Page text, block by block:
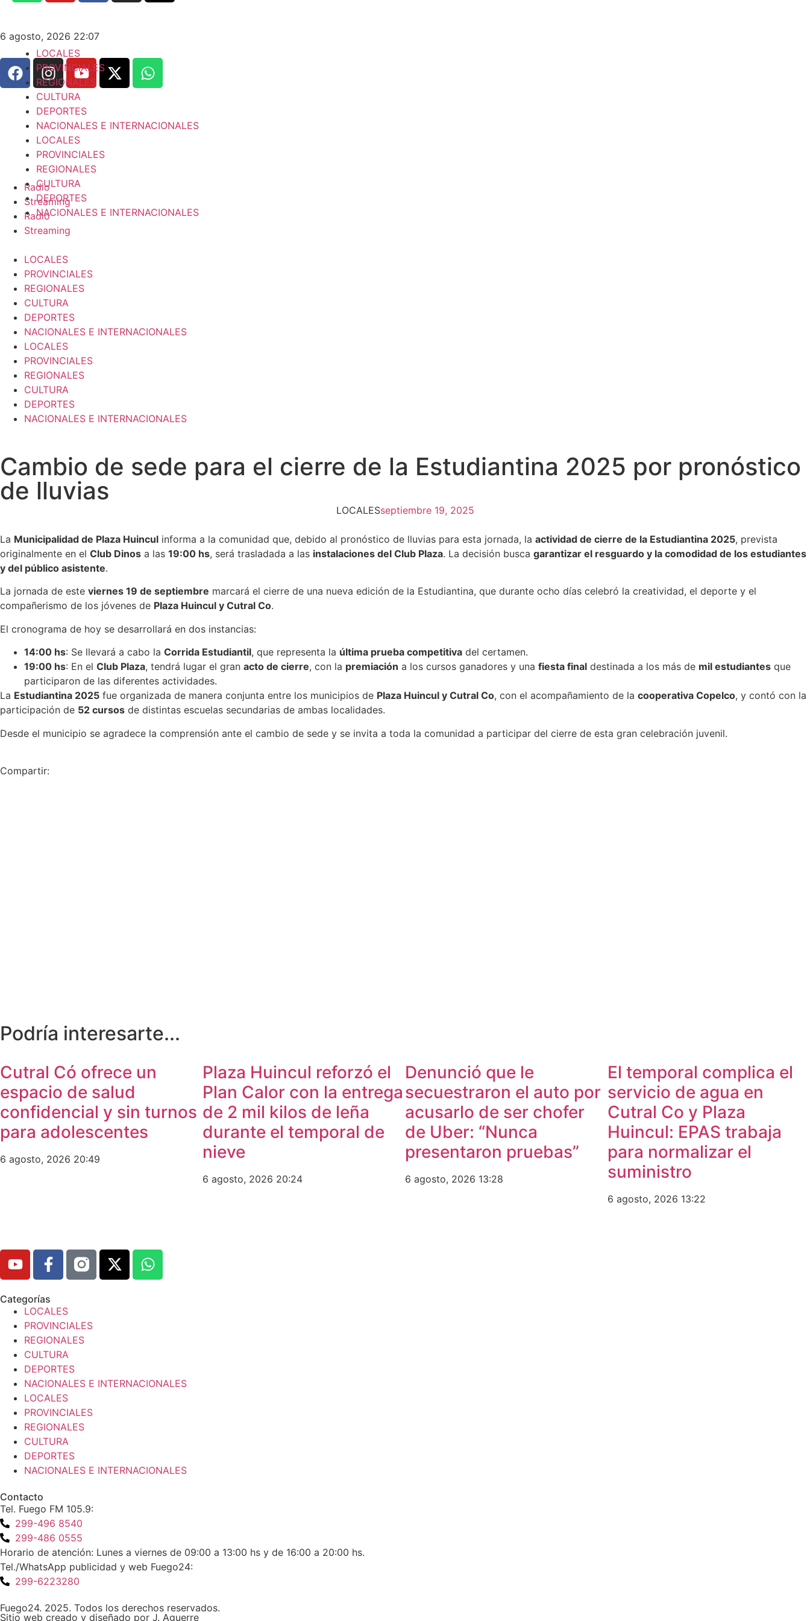
6 agosto, 2026 22:07
Radio
Streaming
Radio
Streaming
LOCALES
PROVINCIALES
REGIONALES
CULTURA
DEPORTES
NACIONALES E INTERNACIONALES
LOCALES
PROVINCIALES
REGIONALES
CULTURA
DEPORTES
NACIONALES E INTERNACIONALES
LOCALES
PROVINCIALES
REGIONALES
CULTURA
DEPORTES
NACIONALES E INTERNACIONALES
LOCALES
PROVINCIALES
REGIONALES
CULTURA
DEPORTES
NACIONALES E INTERNACIONALES
Cambio de sede para el cierre de la Estudiantina 2025 por pronóstico
de lluvias
LOCALESseptiembre 19, 2025
La Municipalidad de Plaza Huincul informa a la comunidad que, debido al pronóstico de lluvias para esta jornada, la actividad de cierre de la Estudiantina 2025, prevista
originalmente en el Club Dinos a las 19:00 hs, será trasladada a las instalaciones del Club Plaza. La decisión busca garantizar el resguardo y la comodidad de los estudiantes
y del público asistente.
La jornada de este viernes 19 de septiembre marcará el cierre de una nueva edición de la Estudiantina, que durante ocho días celebró la creatividad, el deporte y el
compañerismo de los jóvenes de Plaza Huincul y Cutral Co.
El cronograma de hoy se desarrollará en dos instancias:
14:00 hs: Se llevará a cabo la Corrida Estudiantil, que representa la última prueba competitiva del certamen.
19:00 hs: En el Club Plaza, tendrá lugar el gran acto de cierre, con la premiación a los cursos ganadores y una fiesta final destinada a los más de mil estudiantes que
participaron de las diferentes actividades.
La Estudiantina 2025 fue organizada de manera conjunta entre los municipios de Plaza Huincul y Cutral Co, con el acompañamiento de la cooperativa Copelco, y contó con la
participación de 52 cursos de distintas escuelas secundarias de ambas localidades.
Desde el municipio se agradece la comprensión ante el cambio de sede y se invita a toda la comunidad a participar del cierre de esta gran celebración juvenil.
Compartir:
Podría interesarte...
Cutral Có ofrece un
espacio de salud
confidencial y sin turnos
para adolescentes
6 agosto, 2026 20:49
Plaza Huincul reforzó el
Plan Calor con la entrega
de 2 mil kilos de leña
durante el temporal de
nieve
6 agosto, 2026 20:24
Denunció que le
secuestraron el auto por
acusarlo de ser chofer
de Uber: “Nunca
presentaron pruebas”
6 agosto, 2026 13:28
El temporal complica el
servicio de agua en
Cutral Co y Plaza
Huincul: EPAS trabaja
para normalizar el
suministro
6 agosto, 2026 13:22
Categorías
LOCALES
PROVINCIALES
REGIONALES
CULTURA
DEPORTES
NACIONALES E INTERNACIONALES
LOCALES
PROVINCIALES
REGIONALES
CULTURA
DEPORTES
NACIONALES E INTERNACIONALES
Contacto
Tel. Fuego FM 105.9:
299-496 8540
299-486 0555
Horario de atención: Lunes a viernes de 09:00 a 13:00 hs y de 16:00 a 20:00 hs.
Tel./WhatsApp publicidad y web Fuego24:
299-6223280
Fuego24. 2025. Todos los derechos reservados.
Sitio web creado y diseñado por J. Aguerre